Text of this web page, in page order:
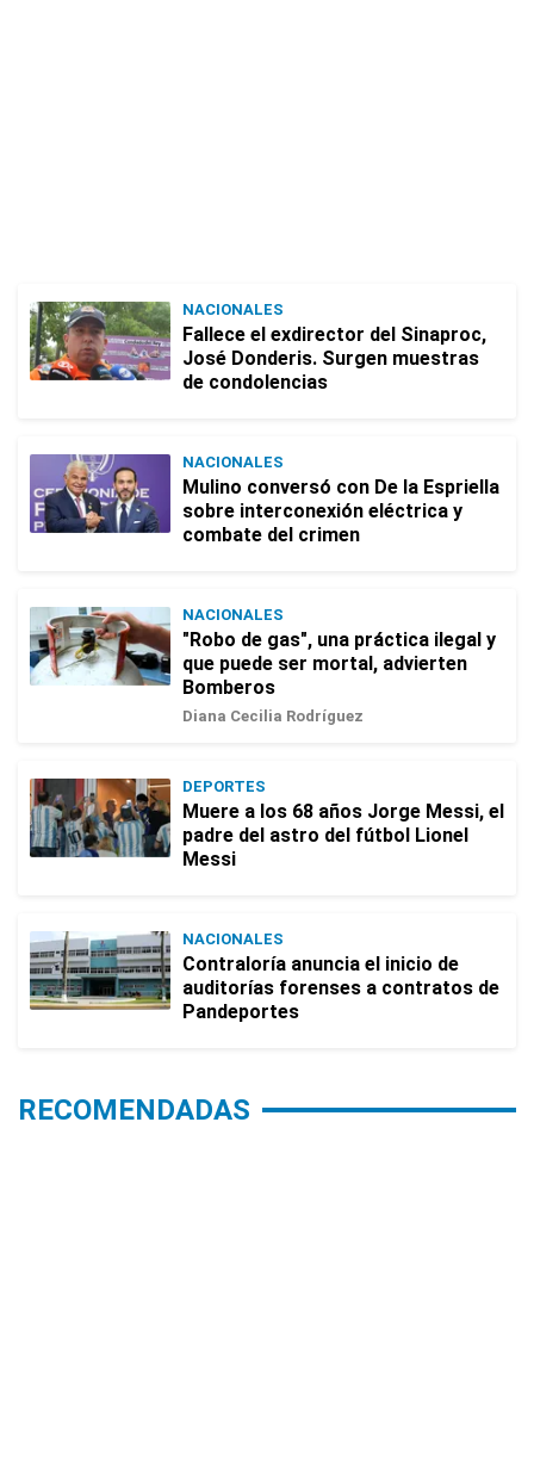
NACIONALES
Fallece el exdirector del Sinaproc,
José Donderis. Surgen muestras
de condolencias
NACIONALES
Mulino conversó con De la Espriella
sobre interconexión eléctrica y
combate del crimen
NACIONALES
"Robo de gas", una práctica ilegal y
que puede ser mortal, advierten
Bomberos
Diana Cecilia Rodríguez
DEPORTES
Muere a los 68 años Jorge Messi, el
padre del astro del fútbol Lionel
Messi
NACIONALES
Contraloría anuncia el inicio de
auditorías forenses a contratos de
Pandeportes
RECOMENDADAS